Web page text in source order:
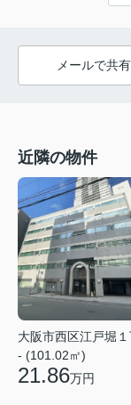
メールで共
近隣の物件
大阪市西区江戸堀１
- (101.02㎡)
21.86万円